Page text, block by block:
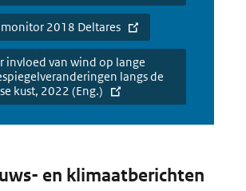
2018 Deltares
invloed van wind op lange
langs de
kust, 2022 (Eng.)
en klimaatberichten